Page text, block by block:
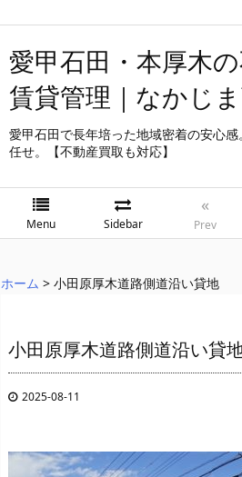
愛甲石田・本厚木
賃貸管理｜なかじ
愛甲石田で長年培った地域密着の安心
任せ。【不動産買取も対応】
Menu Sidebar
«
Prev
ホーム > 小田原厚木道路側道沿い貸地
小田原厚木道路側道沿い貸
2025-08-11